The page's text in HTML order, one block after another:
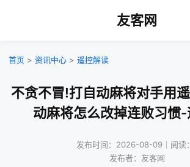
友客网
首页 > 资讯中心 > 遥控解读
不贪不冒!打自动麻将对手用
动麻将怎么改掉连败习惯
发布时间：2026-08-09｜阅读
发布者：友客网